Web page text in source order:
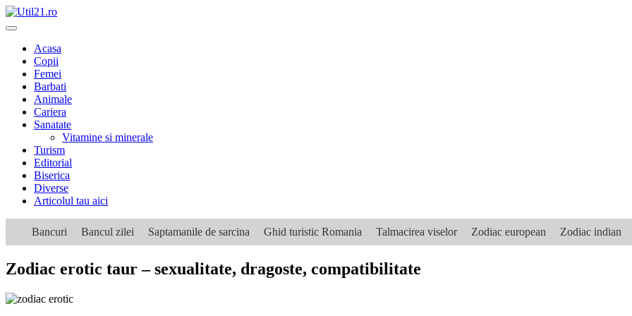
Skip
to
Acasa
Copii
Femei
Barbati
Animale
Cariera
Sanatate
Vitamine si minerale
Turism
Editorial
Biserica
Diverse
Articolul tau aici
Bancuri Bancul zilei Saptamanile de sarcina Ghid turistic Romania Talmacirea viselor Zodiac european Zodiac indian
Zodiac erotic taur – sexualitate, dragoste, compatibilitate